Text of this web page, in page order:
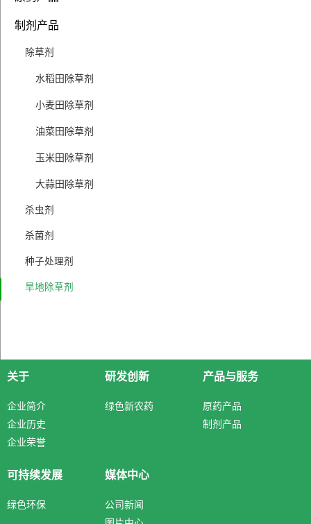
制剂产品
除草剂
水稻田除草剂
小麦田除草剂
油菜田除草剂
玉米田除草剂
大蒜田除草剂
杀虫剂
杀菌剂
种子处理剂
旱地除草剂
关于
企业简介
企业历史
企业荣誉
研发创新
绿色新农药
产品与服务
原药产品
制剂产品
可持续发展
绿色环保
媒体中心
公司新闻